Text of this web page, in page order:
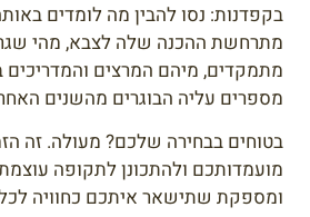
בקפדנות: נסו להבין מה לומדים
מתרחשת ההכנה שלה לצבא, מהי
מתמקדים, מיהם המרצים
מספרים עליה הבוגרים מהשנים
בטוחים בבחירה שלכם? מעולה. זה
מועמדותכם ולהתכונן לתקופה
ומספקת שתישאר איתכם כחוויה